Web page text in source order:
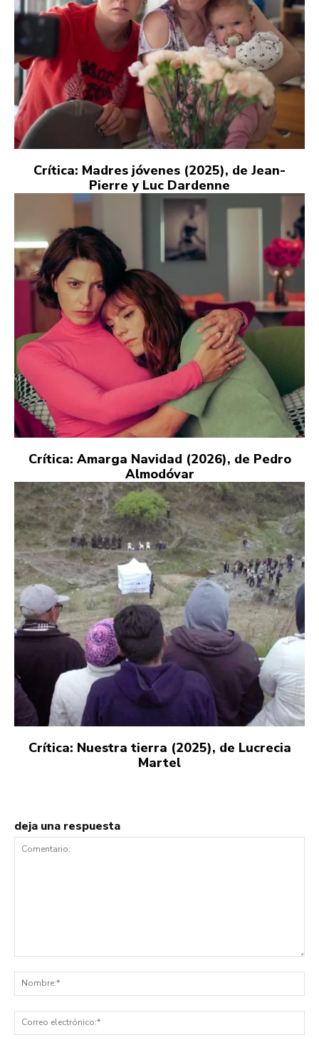
Crítica: Madres jóvenes (2025), de Jean-
Pierre y Luc Dardenne
Crítica: Amarga Navidad (2026), de Pedro
Almodóvar
Crítica: Nuestra tierra (2025), de Lucrecia
Martel
deja una respuesta